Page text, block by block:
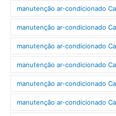
manutenção ar-condicionado
manutenção ar-condicionado
manutenção ar-condicionado
manutenção ar-condicionado
manutenção ar-condicionado
manutenção ar-condicionado